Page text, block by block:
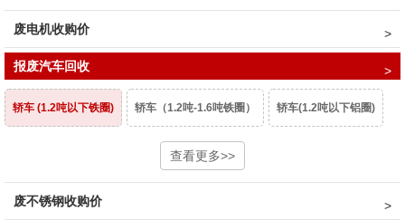
废电机收购价
报废汽车回收
轿车 (1.2吨以下铁圈) 轿车（1.2吨-1.6吨铁圈） 轿车(1.2吨以下铝圈)
豪华轿车（1.6吨以上铝圈）
面包车(铝圈) 皮卡车(铁圈)
查看更多>>
废不锈钢收购价